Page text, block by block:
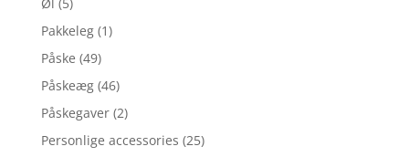
Pakkeleg (1)
Påske (49)
Påskeæg (46)
Påskegaver (2)
Personlige accessories (25)